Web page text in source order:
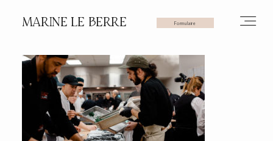
MARINE LE BERRE Formulaire
HOME
PHOTOS